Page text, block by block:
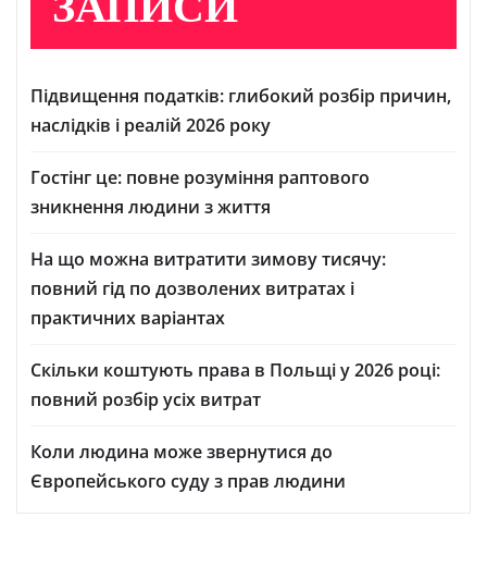
ЗАПИСИ
Підвищення податків: глибокий розбір причин,
наслідків і реалій 2026 року
Гостінг це: повне розуміння раптового
зникнення людини з життя
На що можна витратити зимову тисячу:
повний гід по дозволених витратах і
практичних варіантах
Скільки коштують права в Польщі у 2026 році:
повний розбір усіх витрат
Коли людина може звернутися до
Європейського суду з прав людини